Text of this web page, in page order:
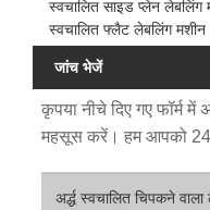
स्वचालित साइड प्लेन लेबलिंग
स्वचालित फ्लैट लेबलिंग मशीन
जांच भेजें
कृपया नीचे दिए गए फॉर्म
महसूस करें। हम आपको 24